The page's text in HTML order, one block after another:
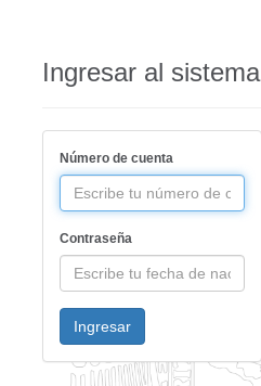
Ingresar al sistema
Número de cuenta
Contraseña
Ingresar